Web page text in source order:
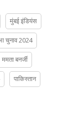
मुंबई इंडियंस
चुनाव 2024
ममता बनर्जी
पाकिस्तान